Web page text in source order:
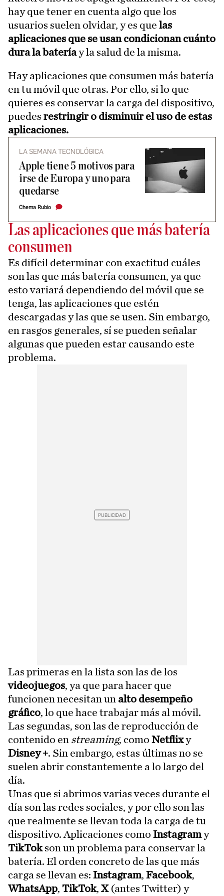
hay que tener en cuenta algo que los
usuarios suelen olvidar, y es que las
aplicaciones que se usan condicionan cuánto
dura la bateríay la salud de la misma.
Hay aplicaciones que consumen más batería
en tu móvil que otras. Por ello, si lo que
quieres es conservar la carga del dispositivo,
puedes restringir o disminuir el uso de estas
aplicaciones.
LA SEMANA TECNOLÓGICA
Apple tiene 5 motivos para
irse de Europa y uno para
quedarse
Chema Rubio
Las aplicaciones que más batería
consumen
Es difícil determinar con exactitud cuáles
son las que más batería consumen, ya que
esto variará dependiendo del móvil que se
tenga, las aplicaciones que estén
descargadas y las que se usen. Sin embargo,
en rasgos generales, sí se pueden señalar
algunas que pueden estar causando este
problema.
Las primeras en la lista son las de los
videojuegos, ya que para hacer que
funcionen necesitan un alto desempeño
gráfico, lo que hace trabajar más al móvil.
Las segundas, son las de reproducción de
contenido en streaming, como Netflixy
Disney +. Sin embargo, estas últimas no se
suelen abrir constantemente a lo largo del
día.
Unas que si abrimos varias veces durante el
día son las redes sociales, y por ello son las
que realmente se llevan toda la carga de tu
dispositivo. Aplicaciones como Instagramy
TikTokson un problema para conservar la
batería. El orden concreto de las que más
carga se llevan es: Instagram, Facebook,
WhatsApp, TikTok, X(antes Twitter) y